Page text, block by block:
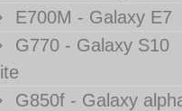
E700M - Galaxy E7
G770 - Galaxy S10
lite
G850f - Galaxy